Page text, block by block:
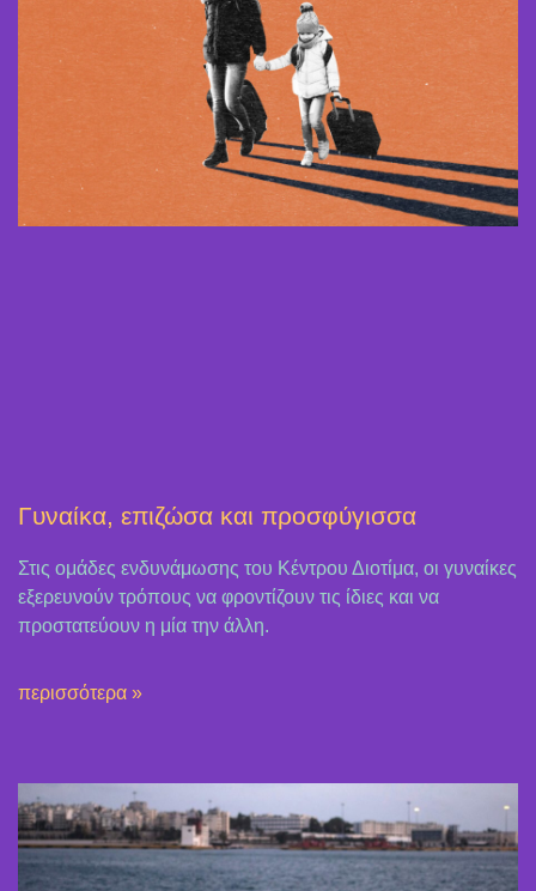
Γυναίκα, επιζώσα και προσφύγισσα
Στις ομάδες ενδυνάμωσης του Κέντρου Διοτίμα, οι γυναίκες
εξερευνούν τρόπους να φροντίζουν τις ίδιες και να
προστατεύουν η μία την άλλη.
περισσότερα »